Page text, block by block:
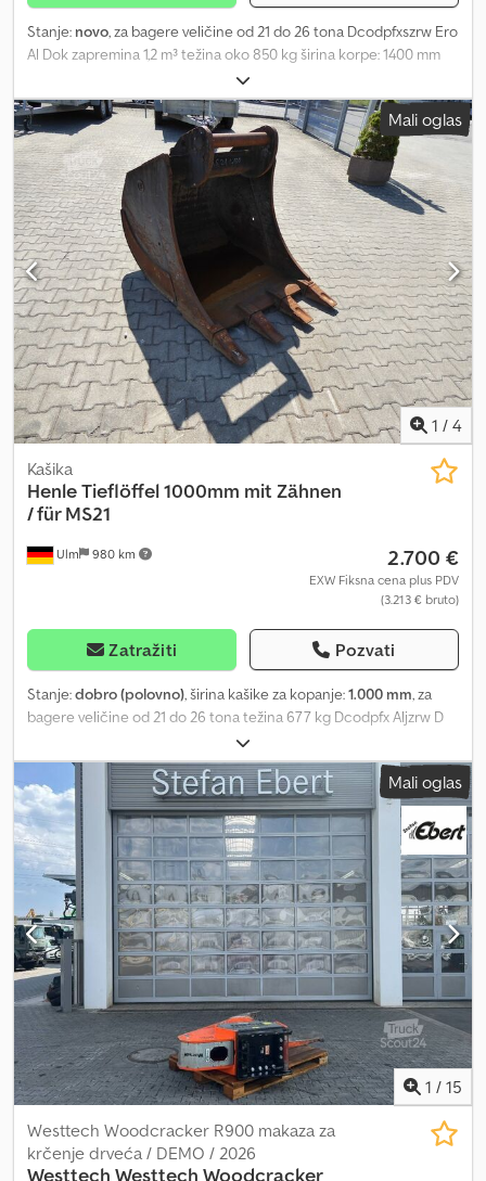
Stanje: novo, za bagere veličine od 21 do 26 tona Dcodpfxszrw Ero
Al Dok zapremina 1,2 m³ težina oko 850 kg širina korpe: 1400 mm
Mali oglas
1 / 4
Ulm 980 km
Kašika
HenleTieflöffel 1000mm mit Zähnen
/ für MS21
2.700 €
EXW Fiksna cena plus PDV
(3.213 € bruto)
Zatražiti Pozvati
Stanje:dobro (polovno), širina kašike za kopanje:1.000 mm, za
bagere veličine od 21 do 26 tona težina 677 kg Dcodpfx Aljzrw D
Uj Dsk zapremina 868 litara CAT sistem zuba odlično stanje
Mali oglas
1 / 15
Westtech Woodcracker R900 makaza za
krčenje drveća / DEMO / 2026
Westtech Westtech Woodcracker